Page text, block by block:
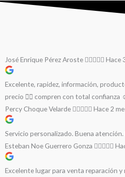
José Enrique Pérez Aroste Hace
Excelente, rapidez, información,
precio 👌🏻 compren con total confianza
Percy Choque Velarde
Hace 2
Servicio personalizado. Buena
Esteban Noe Guerrero Gonza
Excelente lugar para venta reparación